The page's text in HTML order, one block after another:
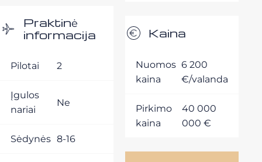
Praktinė
informacija
Pilotai 2
Įgulos
nariai
Ne
Sėdynės 8-16
Kaina
Nuomos
kaina
6 200
€/valanda
Pirkimo
kaina
40 000
000 €